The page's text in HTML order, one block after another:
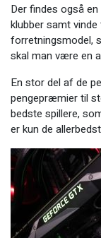
Der findes også
klubber samt
forretningsmodel,
skal man være en
En stor del af de
pengepræmier til
bedste spillere,
er kun de